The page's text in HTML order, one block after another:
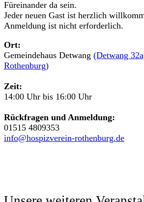
Füreinander da sein.
Jeder neuen Gast ist herzlich
Anmeldung ist nicht erforderlich.
Ort:
Gemeindehaus Detwang (Detwang
Rothenburg)
Zeit:
14:00 Uhr bis 16:00 Uhr
Rückfragen und Anmeldung:
01515 4809353
info@hospizverein-rothenburg.de